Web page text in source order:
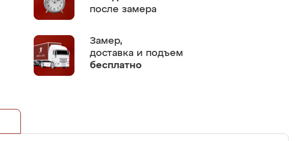
после замера
Замер,
доставка и подъем
бесплатно